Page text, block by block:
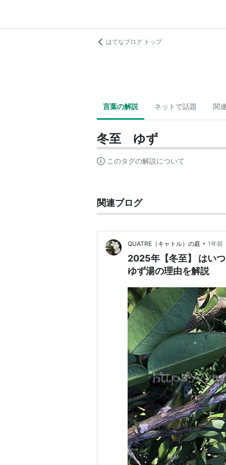
はてなブログ トップ
言葉の解説 ネットで話題 関
冬至 ゆず
このタグの解説について
関連ブログ
QUATRE（キャトル）の庭 • 1年前
2025年【冬至】 はい
ゆず湯の理由を解説